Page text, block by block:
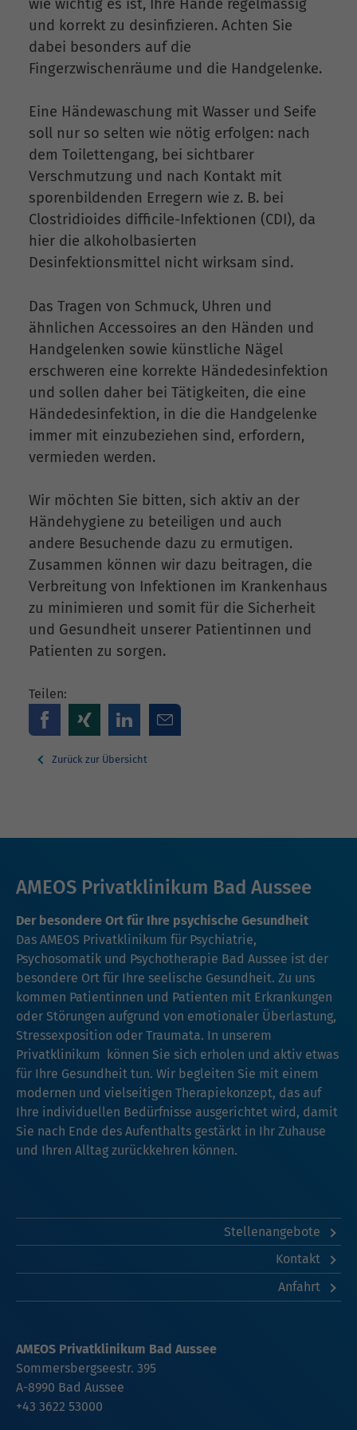
wie wichtig es ist, Ihre Hände regelmässig
und korrekt zu desinfizieren. Achten Sie
dabei besonders auf die
Fingerzwischenräume und die Handgelenke.
Eine Händewaschung mit Wasser und Seife
soll nur so selten wie nötig erfolgen: nach
dem Toilettengang, bei sichtbarer
Verschmutzung und nach Kontakt mit
sporenbildenden Erregern wie z. B. bei
Clostridioides difficile-Infektionen (CDI), da
hier die alkoholbasierten
Desinfektionsmittel nicht wirksam sind.
Das Tragen von Schmuck, Uhren und
ähnlichen Accessoires an den Händen und
Handgelenken sowie künstliche Nägel
erschweren eine korrekte Händedesinfektion
und sollen daher bei Tätigkeiten, die eine
Händedesinfektion, in die die Handgelenke
immer mit einzubeziehen sind, erfordern,
vermieden werden.
Wir möchten Sie bitten, sich aktiv an der
Händehygiene zu beteiligen und auch
andere Besuchende dazu zu ermutigen.
Zusammen können wir dazu beitragen, die
Verbreitung von Infektionen im Krankenhaus
zu minimieren und somit für die Sicherheit
und Gesundheit unserer Patientinnen und
Patienten zu sorgen.
Teilen:
Zurück zur Übersicht
AMEOS Privatklinikum Bad Aussee
Der besondere Ort für Ihre psychische Gesundheit
Das AMEOS Privatklinikum für Psychiatrie,
Psychosomatik und Psychotherapie Bad Aussee ist der
besondere Ort für Ihre seelische Gesundheit. Zu uns
kommen Patientinnen und Patienten mit Erkrankungen
oder Störungen aufgrund von emotionaler Überlastung,
Stressexposition oder Traumata. In unserem
Privatklinikum können Sie sich erholen und aktiv etwas
für Ihre Gesundheit tun. Wir begleiten Sie mit einem
modernen und vielseitigen Therapiekonzept, das auf
Ihre individuellen Bedürfnisse ausgerichtet wird, damit
Sie nach Ende des Aufenthalts gestärkt in Ihr Zuhause
und Ihren Alltag zurückkehren können.
Stellenangebote
Kontakt
Anfahrt
AMEOS Privatklinikum Bad Aussee
Sommersbergseestr. 395
A-8990 Bad Aussee
+43 3622 53000